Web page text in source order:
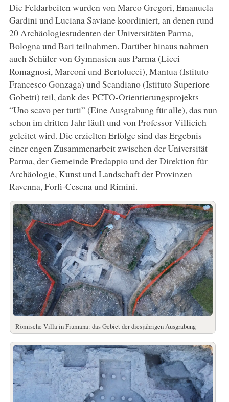
Die Feldarbeiten wurden von Marco Gregori, Emanuela
Gardini und Luciana Saviane koordiniert, an denen rund
20 Archäologiestudenten der Universitäten Parma,
Bologna und Bari teilnahmen. Darüber hinaus nahmen
auch Schüler von Gymnasien aus Parma (Licei
Romagnosi, Marconi und Bertolucci), Mantua (Istituto
Francesco Gonzaga) und Scandiano (Istituto Superiore
Gobetti) teil, dank des PCTO-Orientierungsprojekts
“Uno scavo per tutti” (Eine Ausgrabung für alle), das nun
schon im dritten Jahr läuft und von Professor Villicich
geleitet wird. Die erzielten Erfolge sind das Ergebnis
einer engen Zusammenarbeit zwischen der Universität
Parma, der Gemeinde Predappio und der Direktion für
Archäologie, Kunst und Landschaft der Provinzen
Ravenna, Forlì-Cesena und Rimini.
Römische Villa in Fiumana: das Gebiet der diesjährigen Ausgrabung